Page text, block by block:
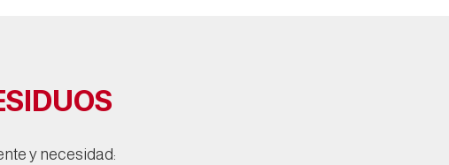
y necesidad: